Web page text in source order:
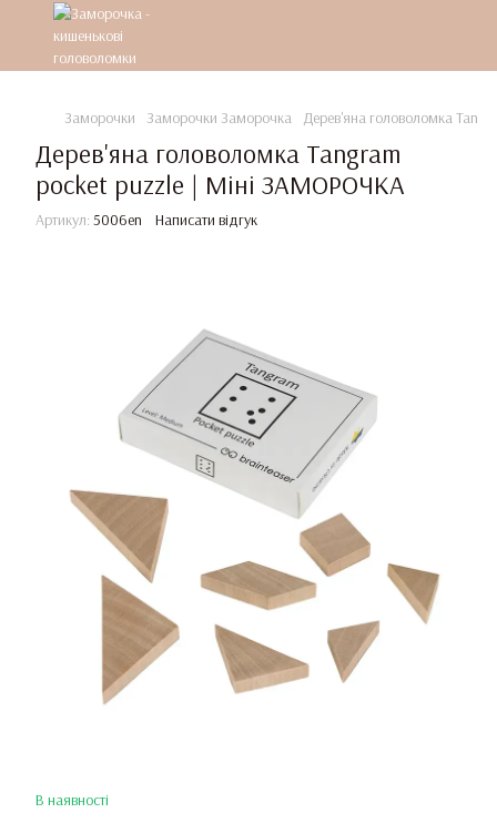
Заморочки Заморочки Заморочка Дерев'яна головоломка
Дерев'яна головоломка Tangram
pocket puzzle | Міні ЗАМОРОЧКА
Артикул: 5006en Написати відгук
В наявності